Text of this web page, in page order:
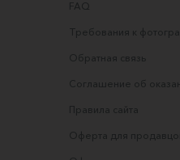
FAQ
Требования к
Обратная связь
Соглашение об
Правила сайта
Оферта для